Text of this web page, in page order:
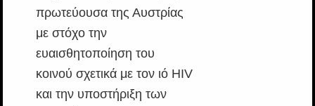
πρωτεύουσα της Αυστρίας
με στόχο την
ευαισθητοποίηση του
κοινού σχετικά με τον ιό HIV
και την υποστήριξη των